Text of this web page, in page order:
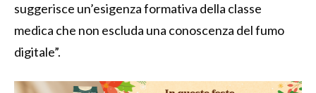
suggerisce un’esigenza formativa della classe
medica che non escluda una conoscenza del fumo
digitale”.